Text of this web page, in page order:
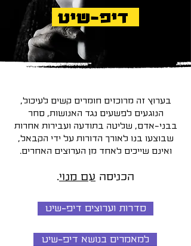
דיפ-שיט
בערוץ זה מרוכזים חומרים קשים לעיכול,
הנוגעים לפשעים נגד האנושות, סחר
בבני-אדם, שליטה בתודעה ועבירות אחרות
שבוצעו בנו לאורך הדורות על ידי הקבאל,
ואינם שייכים לאחד מן הערוצים האחרים.
הכניסה עם מנוי.
סדרות וערוצים דיפ-שיט
למאמרים בנושא דיפ-שיט